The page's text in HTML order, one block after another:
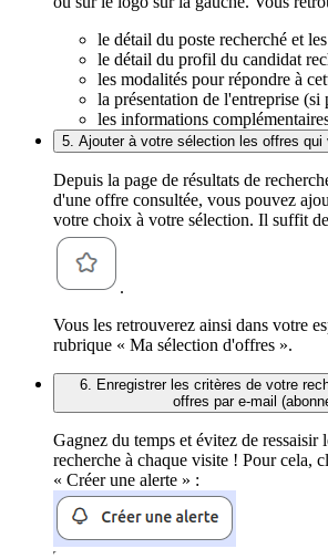
le détail du poste recherché et
le détail du profil du candidat
les modalités pour répondre à
la présentation de l'entreprise (si
les informations
5. Ajouter à votre sélection les offres qui
Depuis la page de résultats de
d'une offre consultée, vous pouvez
votre choix à votre sélection. Il suffit
.
Vous les retrouverez ainsi dans votre
rubrique « Ma sélection d'offres ».
6. Enregistrer les critères de votre
offres par e-mail
Gagnez du temps et évitez de ressaisir
recherche à chaque visite ! Pour cela,
« Créer une alerte » :